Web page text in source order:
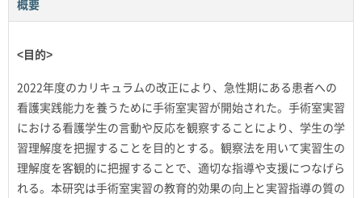
概要
<目的>
2022年度のカリキュラムの改正により、急性期にある患者への
看護実践能力を養うために手術室実習が開始された。手術室実習
における看護学生の言動や反応を観察することにより、学生の学
習理解度を把握することを目的とする。観察法を用いて実習生の
理解度を客観的に把握することで、適切な指導や支援につなげら
れる。本研究は手術室実習の教育的効果の向上と実習指導の質の